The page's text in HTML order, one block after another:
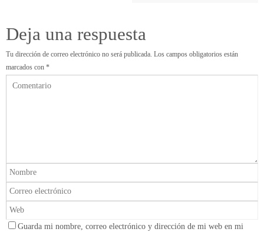
Deja una respuesta
Tu dirección de correo electrónico no será publicada. Los campos obligatorios están
marcados con *
Guarda mi nombre, correo electrónico y dirección de mi web en mi